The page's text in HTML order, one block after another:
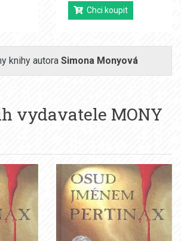
Chci koupit
knihy autora Simona Monyová
vydavatele MONY